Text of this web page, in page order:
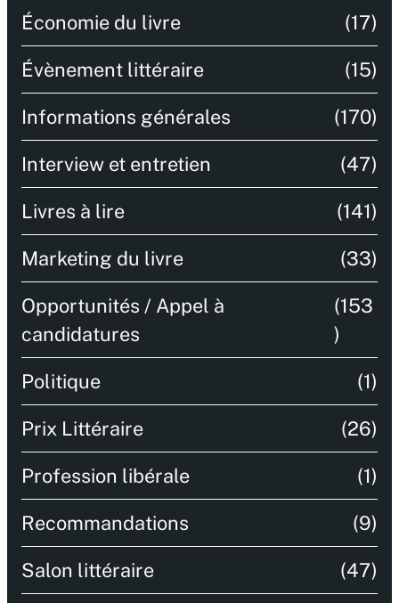
Économie du livre (17)
Évènement littéraire (15)
Informations générales (170)
Interview et entretien (47)
Livres à lire (141)
Marketing du livre (33)
Opportunités / Appel à
candidatures
(153
)
Politique (1)
Prix Littéraire (26)
Profession libérale (1)
Recommandations (9)
Salon littéraire (47)